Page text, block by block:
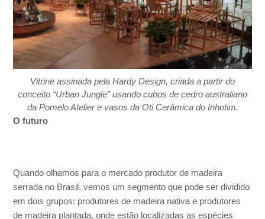
Vitrine assinada pela Hardy Design, criada a partir do
conceito “Urban Jungle” usando cubos de cedro australiano
da Pomelo Atelier e vasos da Oti Cerâmica do Inhotim.
O futuro
Quando olhamos para o mercado produtor de madeira
serrada no Brasil, vemos um segmento que pode ser dividido
em dois grupos: produtores de madeira nativa e produtores
de madeira plantada, onde estão localizadas as espécies